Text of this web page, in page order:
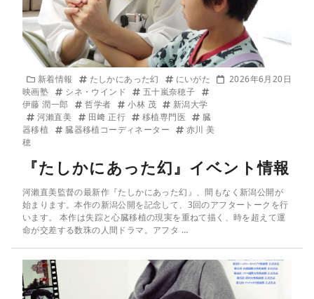
新着情報 たしかにあった幻
にいがた
映画塾
シネ・ウインド
五十嵐奈穂子
伊藤 潤一郎
哲学者 小林 茂
新潟大学
河瀨直美
田﨑 正行 移植専門医
臓
器移植
臓器移植コーディネーター
赤川 美
穂
2026年6月20日
『たしかにあった幻』イベント情報
河瀨直美監督の最新作『たしかにあった幻』、間もなく新潟公開が
始まります。本作の新潟公開を記念して、3回のアフタートークを行
います。 本作は失踪と心臓移植の現実を重ねて描く、時を超えて運
命が交差する数珠の人間ドラマ。アフタ …